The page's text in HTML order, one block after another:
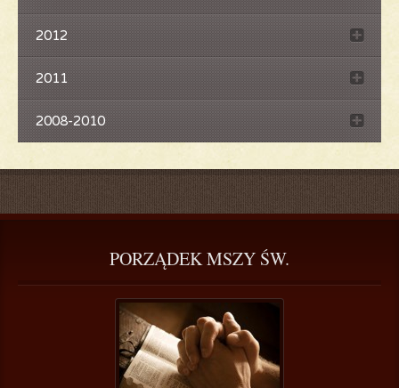
2012
2011
2008-2010
PORZĄDEK MSZY ŚW.